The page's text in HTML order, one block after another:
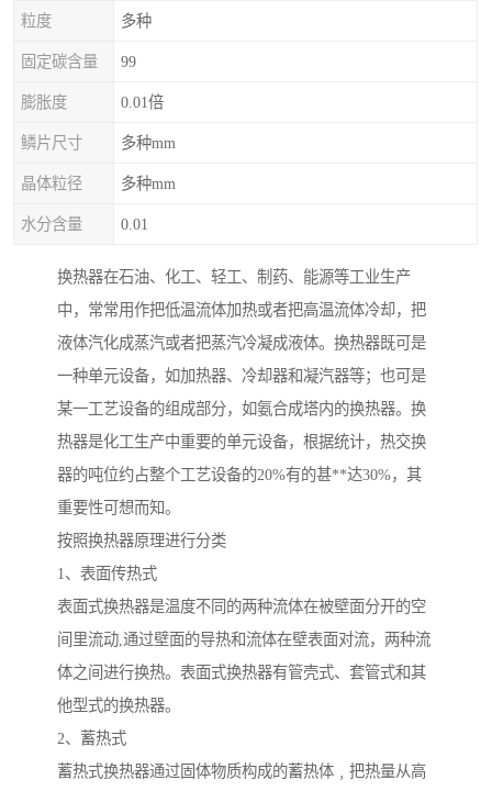
粒度 多种
固定碳含量 99
膨胀度 0.01倍
鳞片尺寸 多种mm
晶体粒径 多种mm
水分含量 0.01
换热器在石油、化工、轻工、制药、能源等工业生产
中，常常用作把低温流体加热或者把高温流体冷却，把
液体汽化成蒸汽或者把蒸汽冷凝成液体。换热器既可是
一种单元设备，如加热器、冷却器和凝汽器等；也可是
某一工艺设备的组成部分，如氨合成塔内的换热器。换
热器是化工生产中重要的单元设备，根据统计，热交换
器的吨位约占整个工艺设备的20%有的甚**达30%，其
重要性可想而知。
按照换热器原理进行分类
1、表面传热式
表面式换热器是温度不同的两种流体在被壁面分开的空
间里流动,通过壁面的导热和流体在壁表面对流，两种流
体之间进行换热。表面式换热器有管壳式、套管式和其
他型式的换热器。
2、蓄热式
蓄热式换热器通过固体物质构成的蓄热体﹐把热量从高